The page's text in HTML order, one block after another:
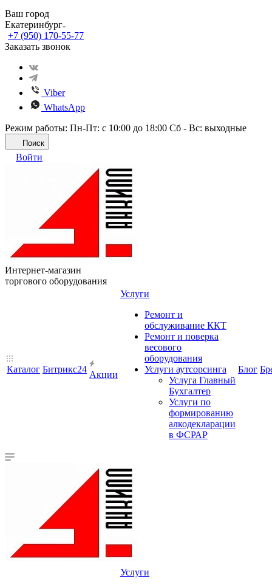
Ваш город
Екатеринбург
+7 (950) 170-55-77
Заказать звонок
Viber
WhatsApp
Режим работы: Пн-Пт: с 10:00 до 18:00 Сб - Вс: выходные
Поиск
Войти
Интернет-магазин
торгового оборудования
Каталог Битрикс24
Акции
Услуги
Ремонт и
обслуживание ККТ
Ремонт и поверка
весового
оборудования
Услуги аутсорсинга
Услуга Главный
Бухгалтер
Услуги по
формированию
алкодекларации
в ФСРАР
Блог
Услуги